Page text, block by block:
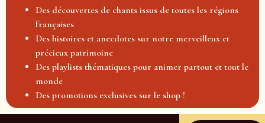
Des découvertes de chants issus de toutes les régions
françaises
Des histoires et anecdotes sur notre merveilleux et
précieux patrimoine
Des playlists thématiques pour animer partout et tout le
monde
Des promotions exclusives sur le shop !